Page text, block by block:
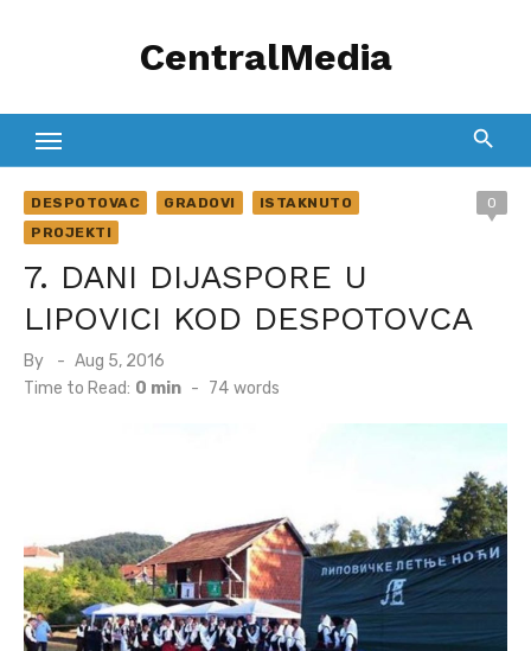
CentralMedia
DESPOTOVAC GRADOVI
ISTAKNUTO
PROJEKTI
0
7. DANI DIJASPORE U
LIPOVICI KOD DESPOTOVCA
By
Posted
on
Aug 5, 2016
Time to Read: 0 min - 74 words